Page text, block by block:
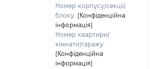
Номер корпусу/секції/
блоку: [Конфіденційна
інформація]
Номер квартири/
кімнати/гаражу:
[Конфіденційна
інформація]